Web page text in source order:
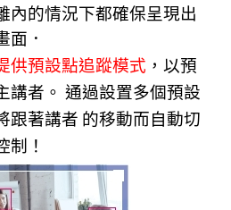
內的情況下都確保呈現出
面．
供預設點追蹤模式 ，以預
講者。 通過設置多個預設
跟著講者 的移動而自動切
制！